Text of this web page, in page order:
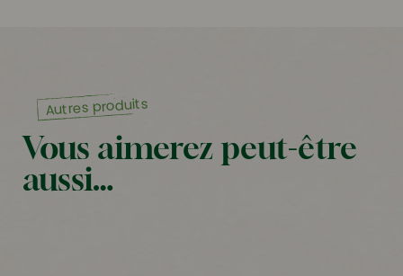
Autres produits
Vous aimerez peut-être
aussi…